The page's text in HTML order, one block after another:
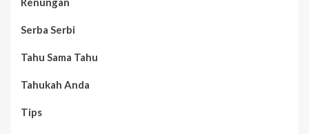
Serba Serbi
Tahu Sama Tahu
Tahukah Anda
Tips